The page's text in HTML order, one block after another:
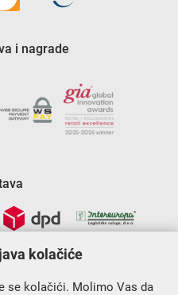
i nagrade
kolačiće
se kolačići. Molimo Vas da